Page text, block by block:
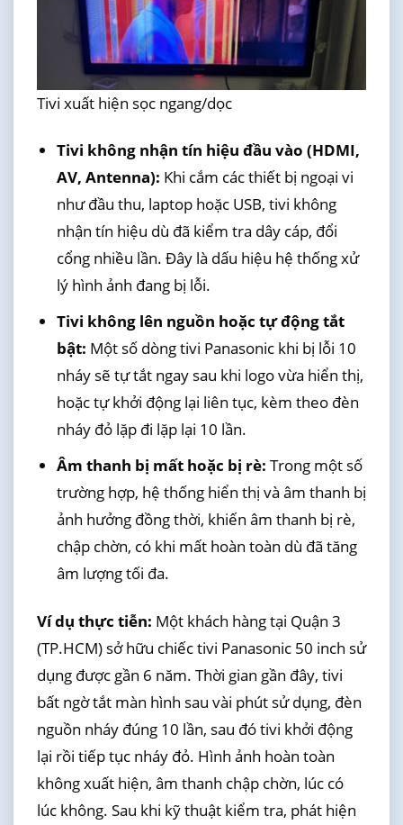
Tivi xuất hiện sọc ngang/dọc
Tivi không nhận tín hiệu đầu vào (HDMI,
AV, Antenna): Khi cắm các thiết bị ngoại vi
như đầu thu, laptop hoặc USB, tivi không
nhận tín hiệu dù đã kiểm tra dây cáp, đổi
cổng nhiều lần. Đây là dấu hiệu hệ thống xử
lý hình ảnh đang bị lỗi.
Tivi không lên nguồn hoặc tự động tắt
bật: Một số dòng tivi Panasonic khi bị lỗi 10
nháy sẽ tự tắt ngay sau khi logo vừa hiển thị,
hoặc tự khởi động lại liên tục, kèm theo đèn
nháy đỏ lặp đi lặp lại 10 lần.
Âm thanh bị mất hoặc bị rè: Trong một số
trường hợp, hệ thống hiển thị và âm thanh bị
ảnh hưởng đồng thời, khiến âm thanh bị rè,
chập chờn, có khi mất hoàn toàn dù đã tăng
âm lượng tối đa.
Ví dụ thực tiễn: Một khách hàng tại Quận 3
(TP.HCM) sở hữu chiếc tivi Panasonic 50 inch sử
dụng được gần 6 năm. Thời gian gần đây, tivi
bất ngờ tắt màn hình sau vài phút sử dụng, đèn
nguồn nháy đúng 10 lần, sau đó tivi khởi động
lại rồi tiếp tục nháy đỏ. Hình ảnh hoàn toàn
không xuất hiện, âm thanh chập chờn, lúc có
lúc không. Sau khi kỹ thuật kiểm tra, phát hiện